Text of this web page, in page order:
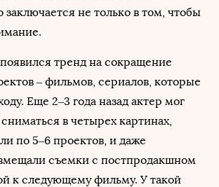
заключается не только в том, чтобы
тренд на сокращение
– фильмов, сериалов, которые
Еще 2–3 года назад актер мог
в четырех картинах,
по 5–6 проектов, и даже
съемки с постпродакшном
к следующему фильму. У такой